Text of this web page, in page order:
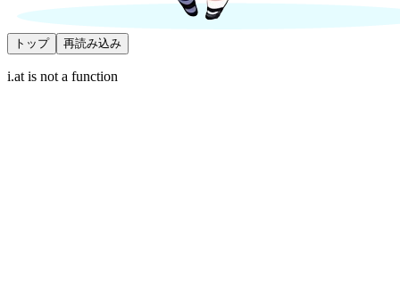
トップ 再読み込み
i.at is not a function